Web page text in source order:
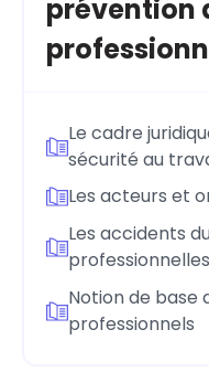
prévention
Le cadre
sécurité au
Les acteurs et
Les accidents
professionnelles
Notion de base
professionnels